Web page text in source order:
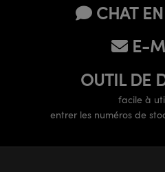
CHAT
E-
OUTIL DE
facile à
entrer les numéros de